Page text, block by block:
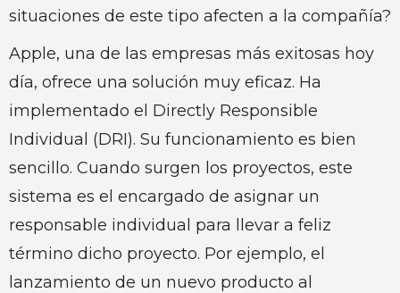
situaciones de este tipo afecten a la compañía?
Apple, una de las empresas más exitosas hoy
día, ofrece una solución muy eficaz. Ha
implementado el Directly Responsible
Individual (DRI). Su funcionamiento es bien
sencillo. Cuando surgen los proyectos, este
sistema es el encargado de asignar un
responsable individual para llevar a feliz
término dicho proyecto. Por ejemplo, el
lanzamiento de un nuevo producto al